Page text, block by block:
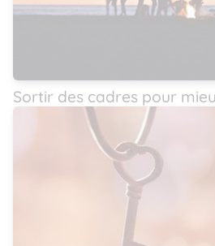
Sortir des cadres pour